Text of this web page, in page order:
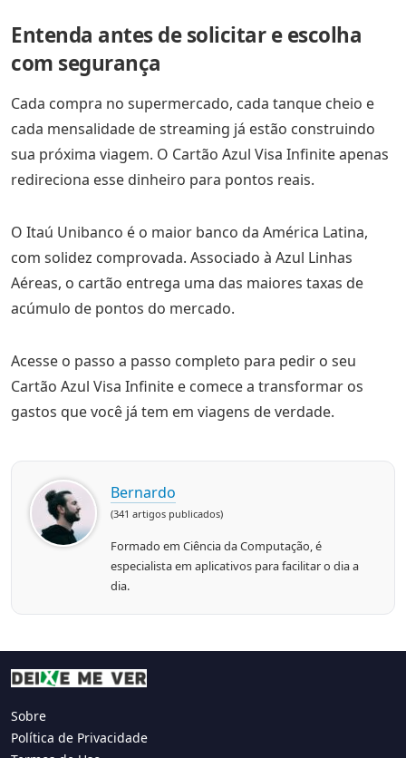
Entenda antes de solicitar e escolha
com segurança
Cada compra no supermercado, cada tanque cheio e
cada mensalidade de streaming já estão construindo
sua próxima viagem. O Cartão Azul Visa Infinite apenas
redireciona esse dinheiro para pontos reais.
O Itaú Unibanco é o maior banco da América Latina,
com solidez comprovada. Associado à Azul Linhas
Aéreas, o cartão entrega uma das maiores taxas de
acúmulo de pontos do mercado.
Acesse o passo a passo completo para pedir o seu
Cartão Azul Visa Infinite e comece a transformar os
gastos que você já tem em viagens de verdade.
Bernardo
(341 artigos publicados)
Formado em Ciência da Computação, é
especialista em aplicativos para facilitar o dia a
dia.
Sobre
Política de Privacidade